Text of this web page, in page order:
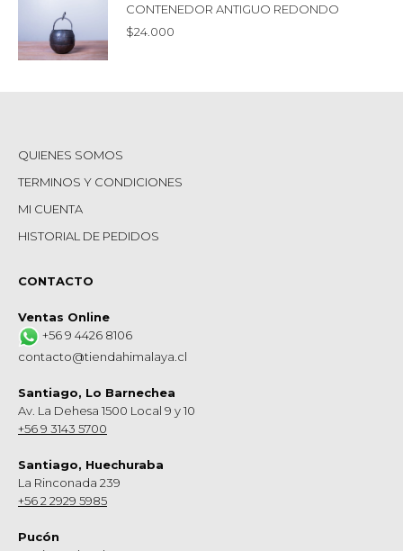
CONTENEDOR ANTIGUO REDONDO
$24.000
QUIENES SOMOS
TERMINOS Y CONDICIONES
MI CUENTA
HISTORIAL DE PEDIDOS
CONTACTO
Ventas Online
+56 9 4426 8106
contacto@tiendahimalaya.cl
Santiago, Lo Barnechea
Av. La Dehesa 1500 Local 9 y 10
+56 9 3143 5700
Santiago, Huechuraba
La Rinconada 239
+56 2 2929 5985
Pucón